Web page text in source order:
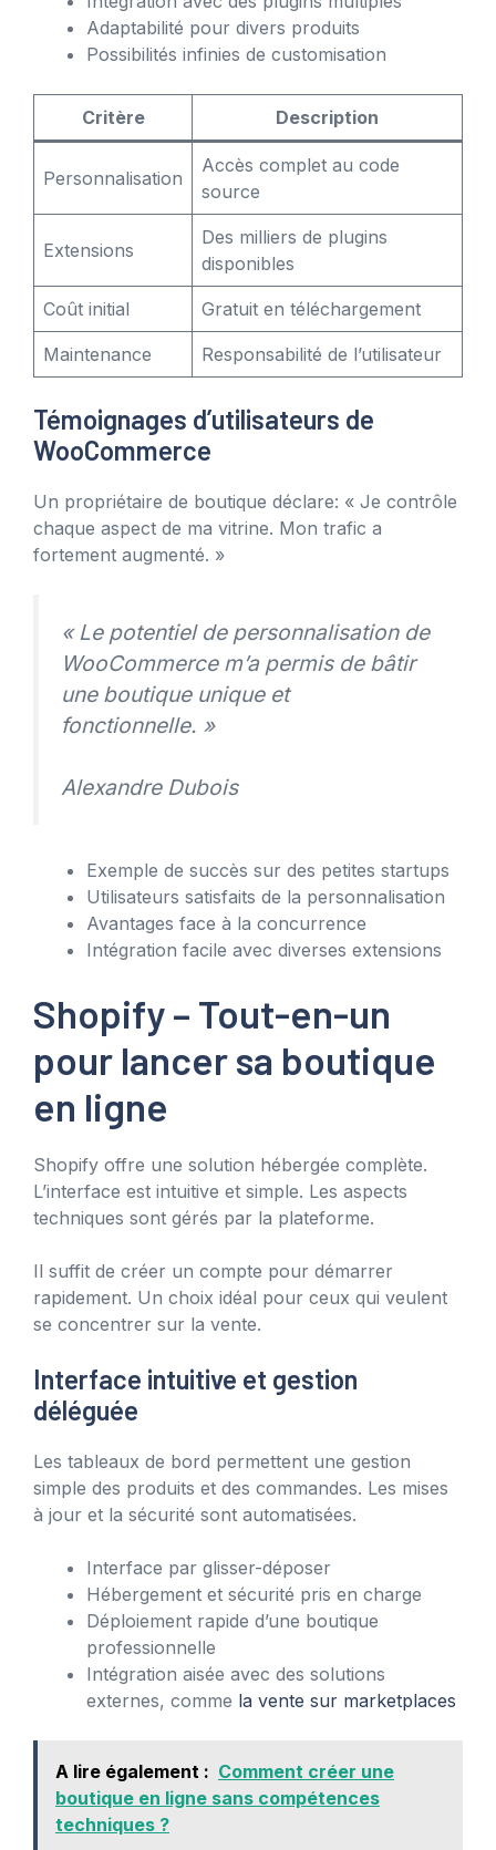
Adaptabilité pour divers produits
Possibilités infinies de customisation
Critère Description
Personnalisation
Accès complet au code
source
Extensions
Des milliers de plugins
disponibles
Coût initial Gratuit en téléchargement
Maintenance Responsabilité de l’utilisateur
Témoignages d’utilisateurs de
WooCommerce
Un propriétaire de boutique déclare: « Je contrôle
chaque aspect de ma vitrine. Mon trafic a
fortement augmenté. »
« Le potentiel de personnalisation de
WooCommerce m’a permis de bâtir
une boutique unique et
fonctionnelle. »
Alexandre Dubois
Exemple de succès sur des petites startups
Utilisateurs satisfaits de la personnalisation
Avantages face à la concurrence
Intégration facile avec diverses extensions
Shopify – Tout-en-un
pour lancer sa boutique
en ligne
Shopify offre une solution hébergée complète.
L’interface est intuitive et simple. Les aspects
techniques sont gérés par la plateforme.
Il suffit de créer un compte pour démarrer
rapidement. Un choix idéal pour ceux qui veulent
se concentrer sur la vente.
Interface intuitive et gestion
déléguée
Les tableaux de bord permettent une gestion
simple des produits et des commandes. Les mises
à jour et la sécurité sont automatisées.
Interface par glisser-déposer
Hébergement et sécurité pris en charge
Déploiement rapide d’une boutique
professionnelle
Intégration aisée avec des solutions
externes, comme la vente sur marketplaces
A lire également : Comment créer une
boutique en ligne sans compétences
techniques ?